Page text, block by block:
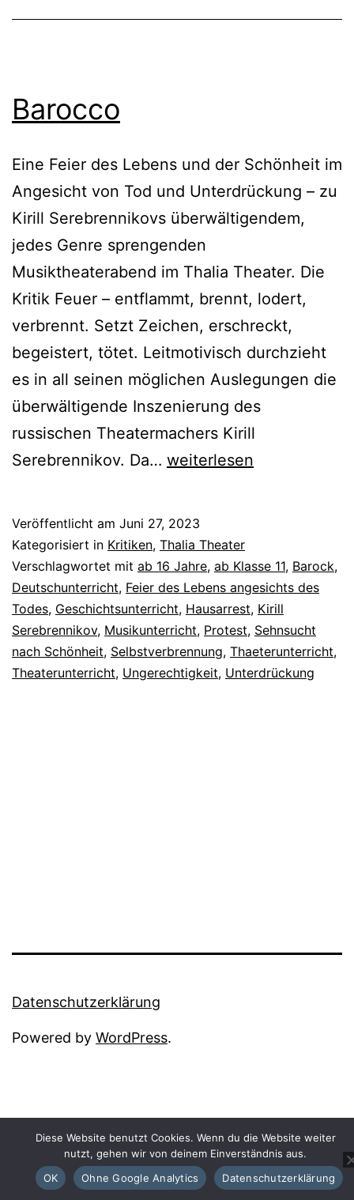
Barocco
Eine Feier des Lebens und der Schönheit im
Angesicht von Tod und Unterdrückung – zu
Kirill Serebrennikovs überwältigendem,
jedes Genre sprengenden
Musiktheaterabend im Thalia Theater. Die
Kritik Feuer – entflammt, brennt, lodert,
verbrennt. Setzt Zeichen, erschreckt,
begeistert, tötet. Leitmotivisch durchzieht
es in all seinen möglichen Auslegungen die
überwältigende Inszenierung des
russischen Theatermachers Kirill
Serebrennikov. Da… Barocco
weiterlesen
Veröffentlicht am Juni 27, 2023
Kategorisiert in Kritiken, Thalia Theater
Verschlagwortet mit ab 16 Jahre, ab Klasse 11, Barock,
Deutschunterricht, Feier des Lebens angesichts des
Todes, Geschichtsunterricht, Hausarrest, Kirill
Serebrennikov, Musikunterricht, Protest, Sehnsucht
nach Schönheit, Selbstverbrennung, Thaeterunterricht,
Theaterunterricht, Ungerechtigkeit, Unterdrückung
Datenschutzerklärung
Powered by WordPress.
Diese Website benutzt Cookies. Wenn du die Website weiter
nutzt, gehen wir von deinem Einverständnis aus.
OK
Ohne Google Analytics Datenschutzerklärung